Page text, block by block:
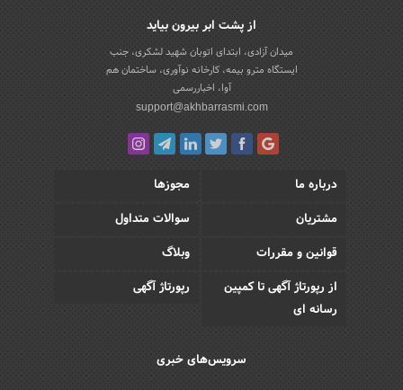
از پشت ابر بیرون بیاید
میدان آزادی، ابتدای اتوبان شهید لشکری، جنب
ایستگاه مترو بیمه، کارخانه نوآوری، ساختمان هم
آوا، اخباررسمی
support@akhbarrasmi.com
درباره ما
مجوزها
مشتریان
سوالات متداول
قوانین و مقررات
وبلاگ
از رپورتاژ آگهی تا کمپین
رسانه ای
رپورتاژ آگهی
سرویس‌های خبری